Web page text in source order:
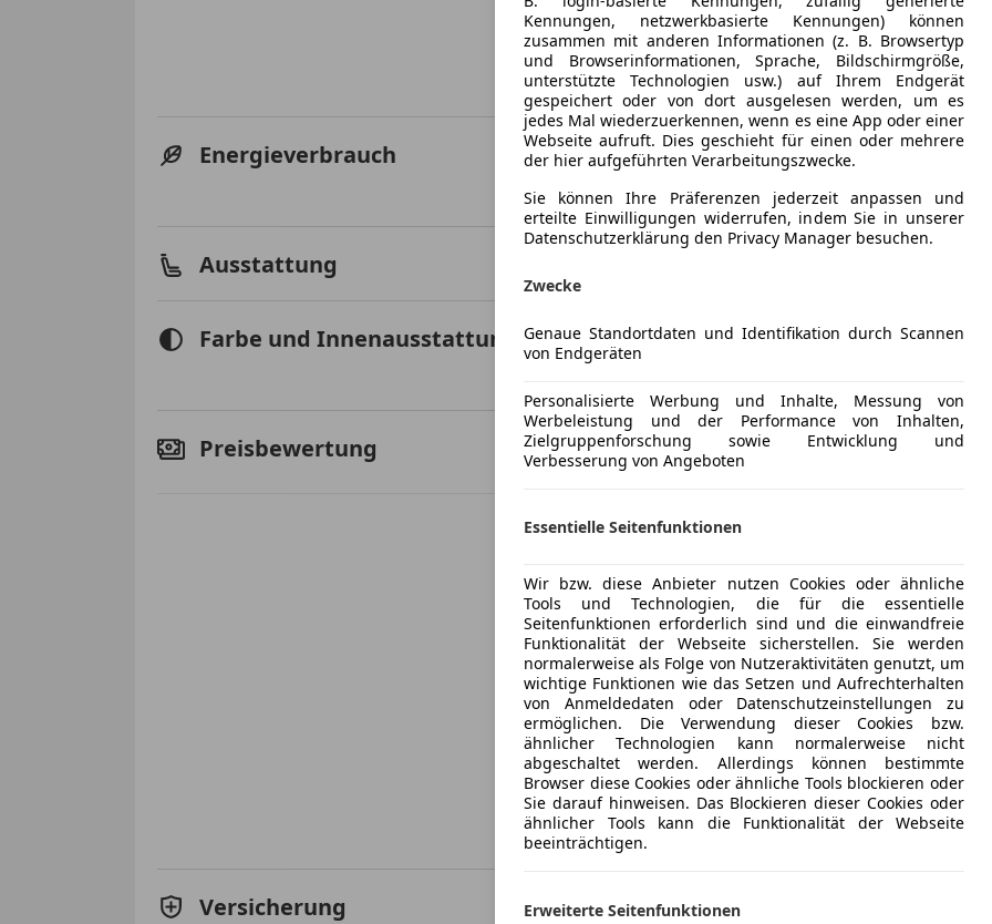
Energieverbrauch Kraftstoff
CO₂-Emissionen
0 g/km
Ausstattung
Sitzheizung
Start/Stop-
Unterhaltung/Media
Bluetooth
MP3
Sicherheit
Farbe und Innenausstattung Außenfarbe
Grau
Preisbewertung Mehr anzeigen
Versicherung Kfz-Versicherung
Kennungen, netzwerkbasierte Kennungen) können
zusammen mit anderen Informationen (z. B. Browsertyp
und Browserinformationen, Sprache, Bildschirmgröße,
unterstützte Technologien usw.) auf Ihrem Endgerät
gespeichert oder von dort ausgelesen werden, um es
jedes Mal wiederzuerkennen, wenn es eine App oder einer
Webseite aufruft. Dies geschieht für einen oder mehrere
der hier aufgeführten Verarbeitungszwecke.
Sie können Ihre Präferenzen jederzeit anpassen und
erteilte Einwilligungen widerrufen, indem Sie in unserer
Datenschutzerklärung den Privacy Manager besuchen.
Zwecke
Genaue Standortdaten und Identifikation durch Scannen
von Endgeräten
Personalisierte Werbung und Inhalte, Messung von
Werbeleistung und der Performance von Inhalten,
Zielgruppenforschung sowie Entwicklung und
Verbesserung von Angeboten
Essentielle Seitenfunktionen
Wir bzw. diese Anbieter nutzen Cookies oder ähnliche
Tools und Technologien, die für die essentielle
Seitenfunktionen erforderlich sind und die einwandfreie
Funktionalität der Webseite sicherstellen. Sie werden
normalerweise als Folge von Nutzeraktivitäten genutzt, um
wichtige Funktionen wie das Setzen und Aufrechterhalten
von Anmeldedaten oder Datenschutzeinstellungen zu
ermöglichen. Die Verwendung dieser Cookies bzw.
ähnlicher Technologien kann normalerweise nicht
abgeschaltet werden. Allerdings können bestimmte
Browser diese Cookies oder ähnliche Tools blockieren oder
Sie darauf hinweisen. Das Blockieren dieser Cookies oder
ähnlicher Tools kann die Funktionalität der Webseite
beeinträchtigen.
Erweiterte Seitenfunktionen